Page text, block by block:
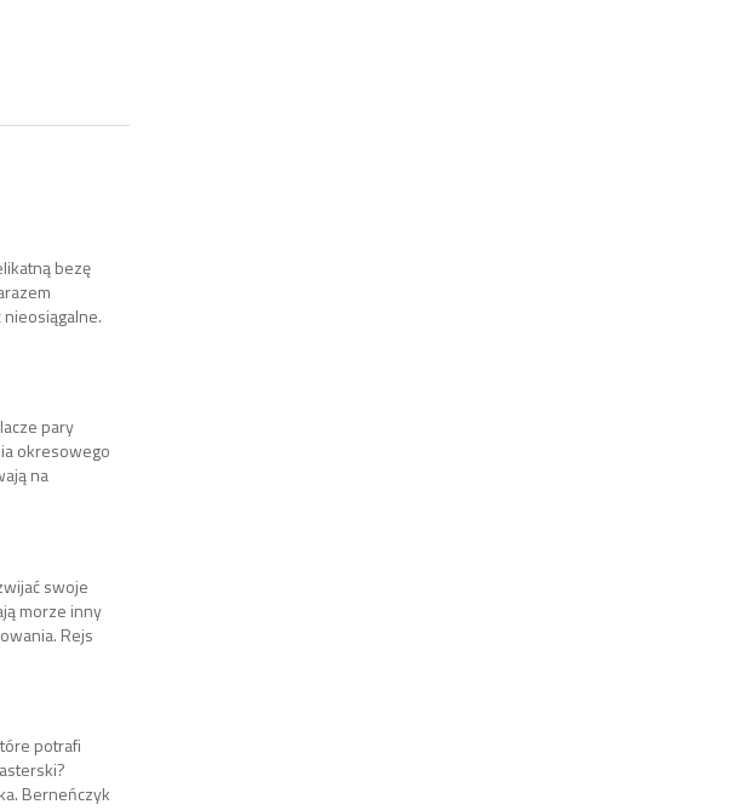
bezę
pary
okresowego
na
swoje
morze inny
Rejs
potrafi
Berneńczyk